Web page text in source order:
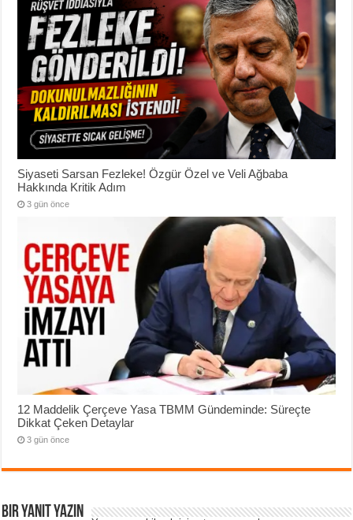
Siyaseti Sarsan Fezleke! Özgür Özel ve Veli Ağbaba
Hakkında Kritik Adım
3 gün önce
12 Maddelik Çerçeve Yasa TBMM Gündeminde: Süreçte
Dikkat Çeken Detaylar
3 gün önce
Bir yanıt yazın